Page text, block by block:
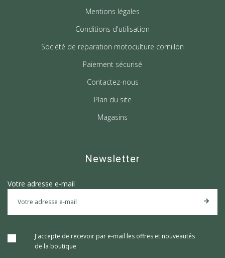
Mentions légales
Conditions d'utilisation
Société de reparation motoculture cornillon
Paiement sécurisé
Contactez-nous
Plan du site
Magasins
Newsletter
Votre adresse e-mail
J'accepte de recevoir par e-mail les offres et nouveautés
de la boutique